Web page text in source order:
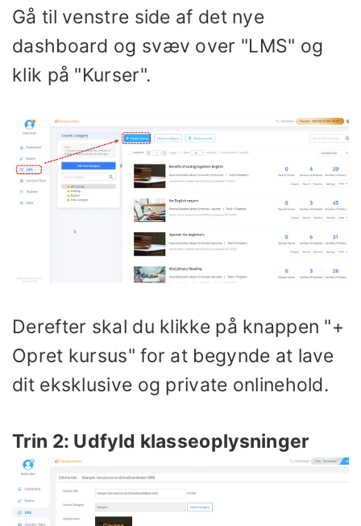
Gå til venstre side af det nye
dashboard og svæv over "LMS" og
klik på "Kurser".
Derefter skal du klikke på knappen "+
Opret kursus" for at begynde at lave
dit eksklusive og private onlinehold.
Trin 2: Udfyld klasseoplysninger